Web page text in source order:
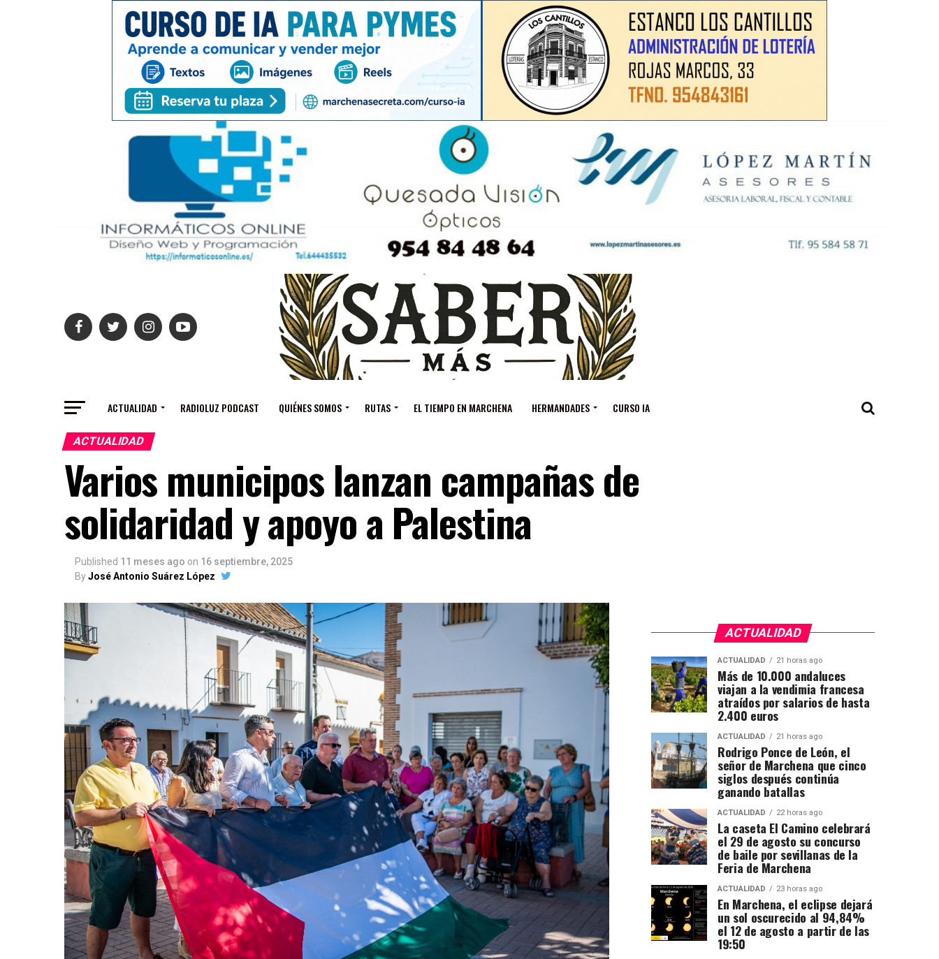
ACTUALIDAD RADIOLUZ PODCAST QUIÉNES SOMOS RUTAS EL TIEMPO EN MARCHENA HERMANDADES CURSO IA
ACTUALIDAD
Varios municipos lanzan campañas de
solidaridad y apoyo a Palestina
Published 11 meses ago on 16 septiembre, 2025
ByJosé Antonio Suárez López
ACTUALIDAD
ACTUALIDAD 21 horas ago
Más de 10.000 andaluces
viajan a la vendimia francesa
atraídos por salarios de hasta
2.400 euros
ACTUALIDAD 21 horas ago
Rodrigo Ponce de León, el
señor de Marchena que cinco
siglos después continúa
ganando batallas
ACTUALIDAD 22 horas ago
La caseta El Camino celebrará
el 29 de agosto su concurso
de baile por sevillanas de la
Feria de Marchena
ACTUALIDAD 23 horas ago
En Marchena, el eclipse dejará
un sol oscurecido al 94,84%
el 12 de agosto a partir de las
19:50